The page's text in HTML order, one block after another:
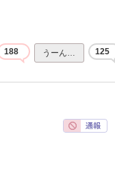
188 うーん… 125